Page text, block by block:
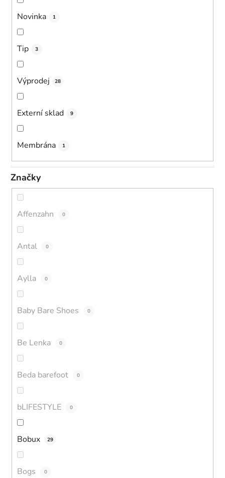
Novinka 1
Tip 3
Výprodej 28
Externí sklad 9
Membrána 1
Značky
Affenzahn 0
Antal 0
Aylla 0
Baby Bare Shoes 0
Be Lenka 0
Beda barefoot 0
bLIFESTYLE 0
Bobux 29
Bogs 0